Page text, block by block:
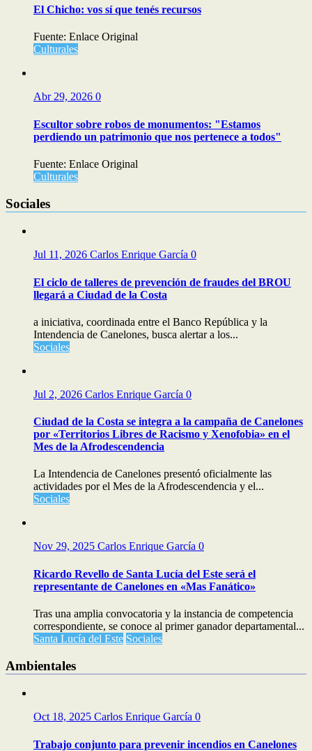
El Chicho: vos sí que tenés recursos
Fuente: Enlace Original
Culturales
Abr 29, 2026 0
Escultor sobre robos de monumentos: "Estamos
perdiendo un patrimonio que nos pertenece a todos"
Fuente: Enlace Original
Culturales
Sociales
Jul 11, 2026 Carlos Enrique García 0
El ciclo de talleres de prevención de fraudes del BROU
llegará a Ciudad de la Costa
a iniciativa, coordinada entre el Banco República y la
Intendencia de Canelones, busca alertar a los...
Sociales
Jul 2, 2026 Carlos Enrique García 0
Ciudad de la Costa se integra a la campaña de Canelones
por «Territorios Libres de Racismo y Xenofobia» en el
Mes de la Afrodescendencia
La Intendencia de Canelones presentó oficialmente las
actividades por el Mes de la Afrodescendencia y el...
Sociales
Nov 29, 2025 Carlos Enrique García 0
Ricardo Revello de Santa Lucía del Este será el
representante de Canelones en «Mas Fanático»
Tras una amplia convocatoria y la instancia de competencia
correspondiente, se conoce al primer ganador departamental...
Santa Lucía del Este Sociales
Ambientales
Oct 18, 2025 Carlos Enrique García 0
Trabajo conjunto para prevenir incendios en Canelones